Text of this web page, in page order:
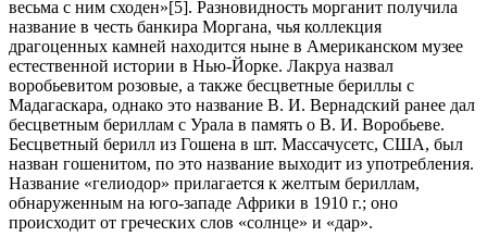
весьма с ним сходен»[5]. Разновидность морганит получила
название в честь банкира Моргана, чья коллекция
драгоценных камней находится ныне в Американском музее
естественной истории в Нью-Йорке. Лакруа назвал
воробьевитом розовые, а также бесцветные бериллы с
Мадагаскара, однако это название В. И. Вернадский ранее дал
бесцветным бериллам с Урала в память о В. И. Воробьеве.
Бесцветный берилл из Гошена в шт. Массачусетс, США, был
назван гошенитом, по это название выходит из употребления.
Название «гелиодор» прилагается к желтым бериллам,
обнаруженным на юго-западе Африки в 1910 г.; оно
происходит от греческих слов «солнце» и «дар».